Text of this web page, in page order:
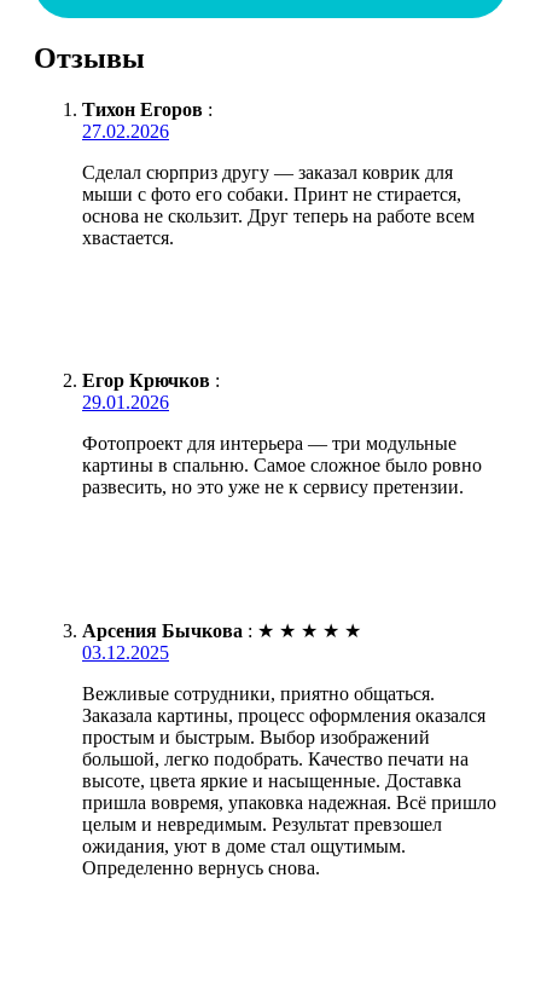
Отзывы
Тихон Егоров :
27.02.2026
Сделал сюрприз другу — заказал коврик для
мыши с фото его собаки. Принт не стирается,
основа не скользит. Друг теперь на работе всем
хвастается.
Егор Крючков :
29.01.2026
Фотопроект для интерьера — три модульные
картины в спальню. Самое сложное было ровно
развесить, но это уже не к сервису претензии.
Арсения Бычкова : ★ ★ ★ ★ ★
03.12.2025
Вежливые сотрудники, приятно общаться.
Заказала картины, процесс оформления оказался
простым и быстрым. Выбор изображений
большой, легко подобрать. Качество печати на
высоте, цвета яркие и насыщенные. Доставка
пришла вовремя, упаковка надежная. Всё пришло
целым и невредимым. Результат превзошел
ожидания, уют в доме стал ощутимым.
Определенно вернусь снова.